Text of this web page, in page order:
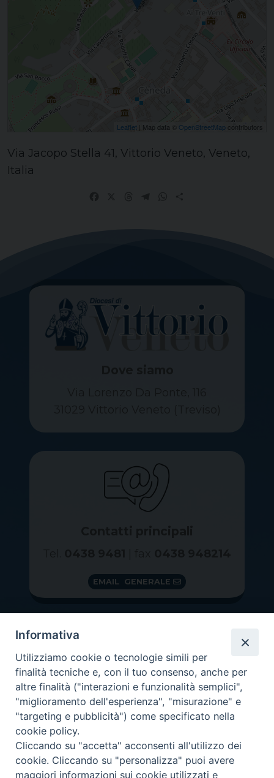
Leaflet | Map data © OpenStreetMap contributors
Via Jacopo Stella 41, Vittorio Veneto, Veneto,
Italia
EMAIL GENERALE
GRAZIE PER IL TUO AIUTO
Insieme per la Diocesi
Informativa
Utilizziamo cookie o tecnologie simili per
finalità tecniche e, con il tuo consenso, anche per
altre finalità ("interazioni e funzionalità semplici",
"miglioramento dell'esperienza", "misurazione" e
"targeting e pubblicità") come specificato nella
cookie policy.
Cliccando su "accetta" acconsenti all'utilizzo dei
cookie. Cliccando su "personalizza" puoi avere
maggiori informazioni sui cookie utilizzati e